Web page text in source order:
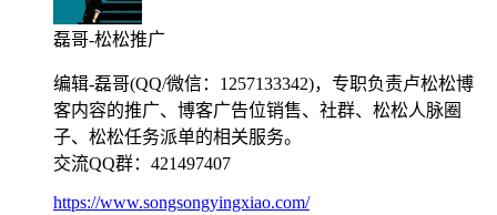
磊哥-松松推广
编辑-磊哥(QQ/微信：1257133342)，专职负责卢松松博
客内容的推广、博客广告位销售、社群、松松人脉圈
子、松松任务派单的相关服务。
交流QQ群：421497407
https://www.songsongyingxiao.com/